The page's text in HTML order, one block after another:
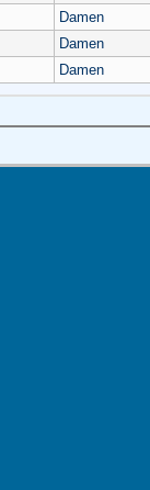
Damen
Damen
Damen